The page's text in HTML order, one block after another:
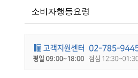
소비자행동요령